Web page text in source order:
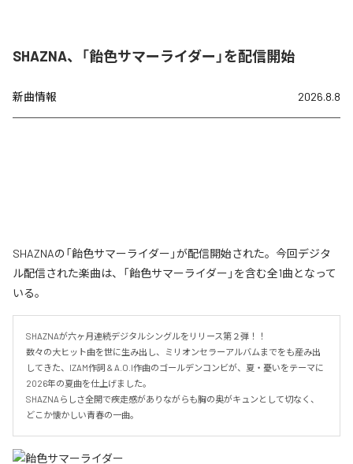
SHAZNA、「飴色サマーライダー」を配信開始
新曲情報 2026.8.8
SHAZNAの「飴色サマーライダー」が配信開始された。今回デジタ
ル配信された楽曲は、「飴色サマーライダー」を含む全1曲となって
いる。
SHAZNAが六ヶ月連続デジタルシングルをリリース第２弾！！
数々の大ヒット曲を世に生み出し、ミリオンセラーアルバムまでをも産み出
してきた、IZAM作詞 & A.O.I作曲のゴールデンコンビが、夏・憂いをテーマに
2026年の夏曲を仕上げました。
SHAZNAらしさ全開で疾走感がありながらも胸の奥がキュンとして切なく、
どこか懐かしい青春の一曲。